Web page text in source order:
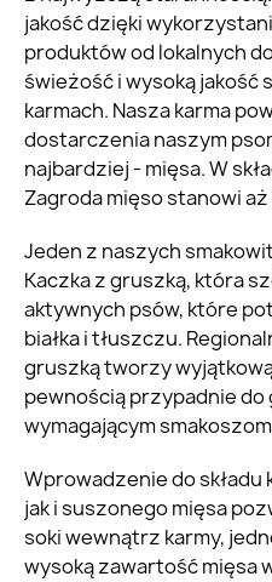
jakość dzięki
produktów od lokalnych
świeżość i wysoką jakość
karmach. Nasza karma
dostarczenia naszym
najbardziej - mięsa. W
Zagroda mięso stanowi
Jeden z naszych
Kaczka z gruszką, która
aktywnych psów, które
białka i tłuszczu.
gruszką tworzy
pewnością przypadnie
wymagającym
Wprowadzenie do
jak i suszonego mięsa
soki wewnątrz karmy,
wysoką zawartość mięsa